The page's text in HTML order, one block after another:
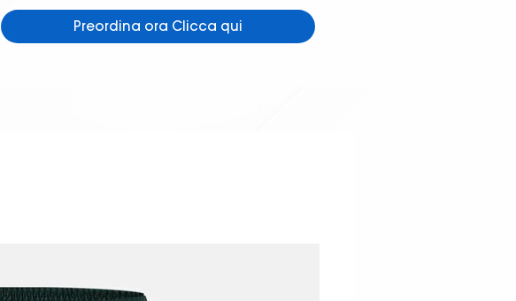
Preordina ora Clicca qui